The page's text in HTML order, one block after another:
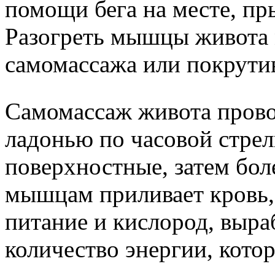
помощи бега на месте,
Разогреть мышцы
самомассажа или
Самомассаж живота
ладонью по часовой
поверхностные, затем
мышцам приливает кровь,
питание и кислород,
количество энергии,